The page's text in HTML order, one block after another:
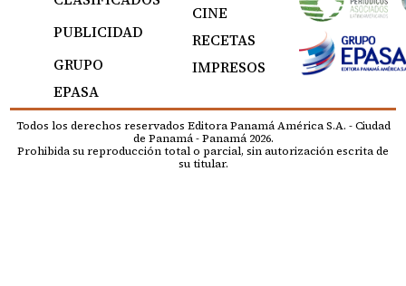
PUBLICIDAD
GRUPO
EPASA
CINE
RECETAS
IMPRESOS
Todos los derechos reservados Editora Panamá América S.A. - Ciudad
de Panamá - Panamá 2026.
Prohibida su reproducción total o parcial, sin autorización escrita de
su titular.